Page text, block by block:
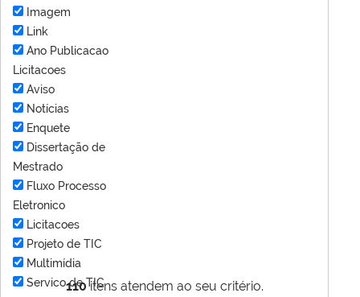
110itens atendem ao seu critério.
Imagem
Link
Ano Publicacao
Licitacoes
Aviso
Notícias
Enquete
Dissertação de
Mestrado
Fluxo Processo
Eletronico
Licitacoes
Projeto de TIC
Multimídia
Servico de TIC